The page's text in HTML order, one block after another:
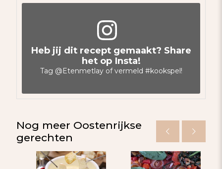
Heb jij dit recept gemaakt? Share
het op Insta!
Tag @Etenmetlayof vermeld #kookspel!
Nog meer Oostenrijkse
gerechten